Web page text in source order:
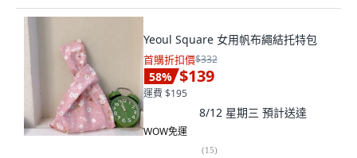
Yeoul Square 女用帆布繩結托特包
首購折扣價$332
58% $139
運費 $195
8/12 星期三 預計送達
WOW免運
(15)